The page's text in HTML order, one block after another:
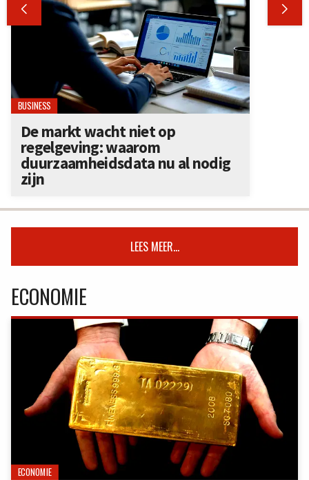
 
BUSINESS
De markt wacht niet op
regelgeving: waarom
duurzaamheidsdata nu al nodig
zijn
LEES MEER...
ECONOMIE
ECONOMIE